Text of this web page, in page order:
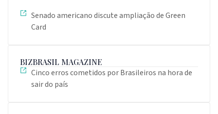
Senado americano discute ampliação de Green
Card
BIZBRASIL MAGAZINE
Cinco erros cometidos por Brasileiros na hora de
sair do país